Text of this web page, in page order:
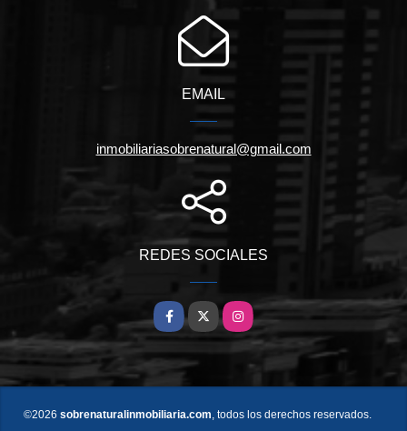
EMAIL
inmobiliariasobrenatural@gmail.com
REDES SOCIALES
Facebook
X Instagram
©2026 sobrenaturalinmobiliaria.com, todos los derechos reservados.